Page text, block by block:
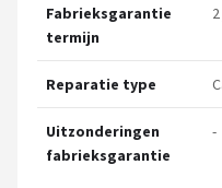
Fabrieksgarantie
termijn
Reparatie type
Uitzonderingen
fabrieksgarantie
-